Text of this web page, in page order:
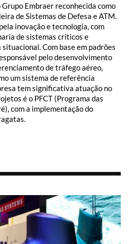
Embraer reconhecida como
de Sistemas de Defesa e ATM.
inovação e tecnologia, com
de sistemas críticos e
Com base em padrões
pelo desenvolvimento
de tráfego aéreo,
um sistema de referência
tem significativa atuação no
é o PFCT (Programa das
com a implementação do